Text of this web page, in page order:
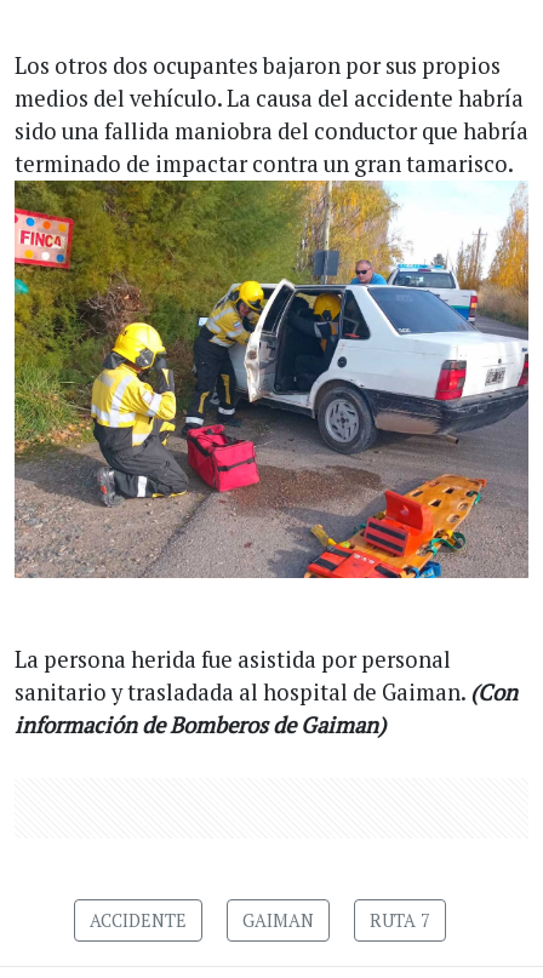
Los otros dos ocupantes bajaron por sus propios
medios del vehículo. La causa del accidente habría
sido una fallida maniobra del conductor que habría
terminado de impactar contra un gran tamarisco.
La persona herida fue asistida por personal
sanitario y trasladada al hospital de Gaiman. (Con
información de Bomberos de Gaiman)
ACCIDENTE GAIMAN RUTA 7